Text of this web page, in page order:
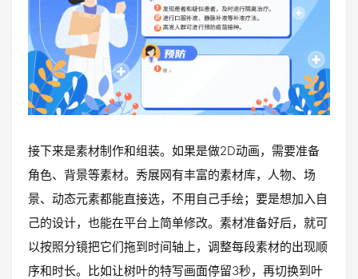
接下来是素材制作和组装。如果是做2D动画，需要准备
角色、背景等素材。秀展网有丰富的素材库，人物、场
景、动态元素都能直接选，不用自己手绘；要是想加入自
己的设计，也能在平台上简单修改。素材准备好后，就可
以按照分镜把它们拖到时间轴上，调整每段素材的出现顺
序和时长。比如让树叶的特写画面停留3秒，再切换到叶